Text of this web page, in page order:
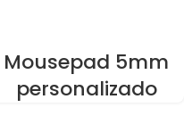
Mousepad 5mm
personalizado